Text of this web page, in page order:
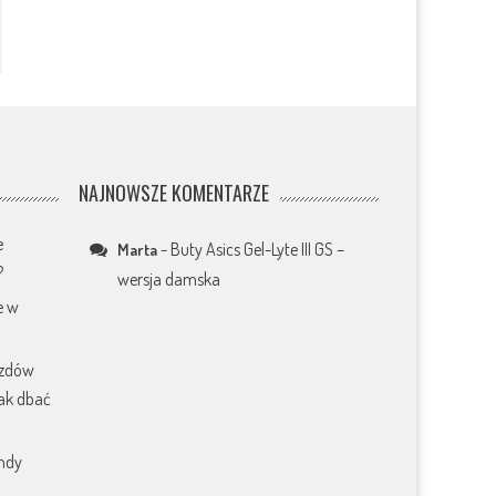
w
dbać
NAJNOWSZE KOMENTARZE
Marta- Buty Asics Gel-Lyte III GS –
wersja damska